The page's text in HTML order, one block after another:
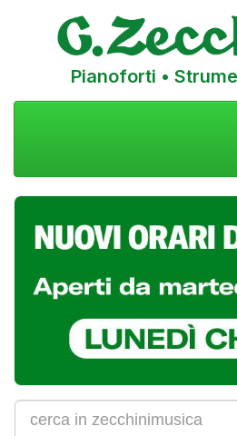
Pianoforti •